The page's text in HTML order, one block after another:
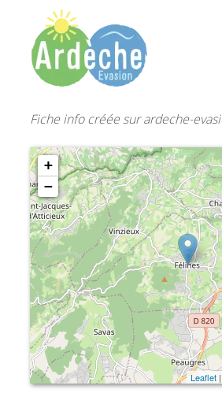
Fiche info créée sur ardeche-
+
−
Leaflet|